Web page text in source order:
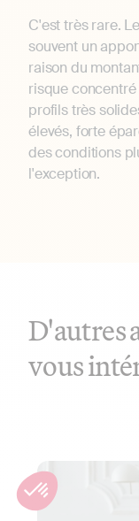
C'est très rare.
souvent un
raison du
risque
profils très
élevés, forte
des conditions
l'exception.
D'autres
vous